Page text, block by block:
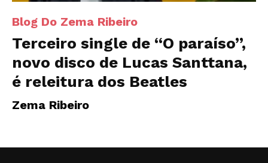
Blog Do Zema Ribeiro
Terceiro single de “O paraíso”,
novo disco de Lucas Santtana,
é releitura dos Beatles
Zema Ribeiro